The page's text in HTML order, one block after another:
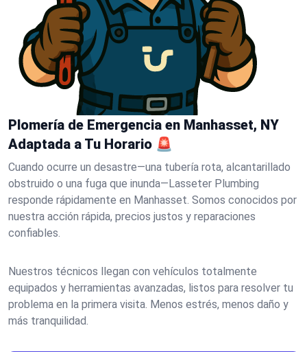
Plomería de Emergencia en Manhasset, NY
Adaptada a Tu Horario 🚨
Cuando ocurre un desastre—una tubería rota, alcantarillado
obstruido o una fuga que inunda—Lasseter Plumbing
responde rápidamente en Manhasset. Somos conocidos por
nuestra acción rápida, precios justos y reparaciones
confiables.
Nuestros técnicos llegan con vehículos totalmente
equipados y herramientas avanzadas, listos para resolver tu
problema en la primera visita. Menos estrés, menos daño y
más tranquilidad.